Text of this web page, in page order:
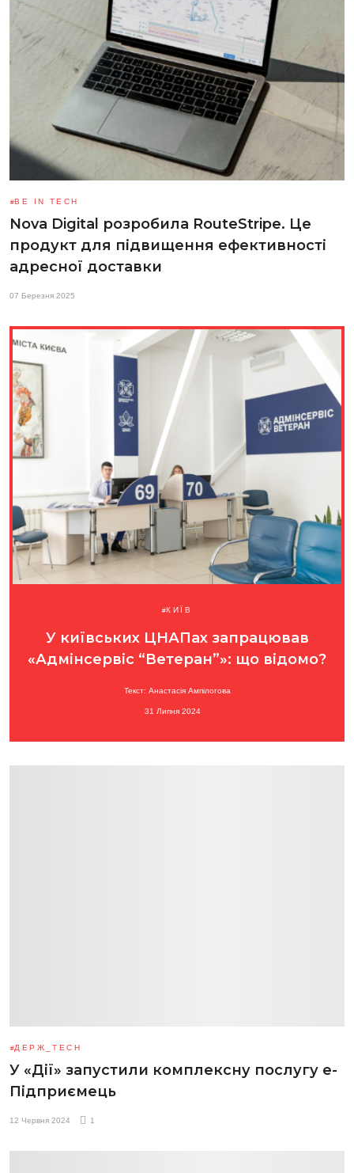
BE IN TECH
Nova Digital розробила RouteStripe. Це
продукт для підвищення ефективності
адресної доставки
07 Березня 2025
КИЇВ
У київських ЦНАПах запрацював
«Адмінсервіс “Ветеран”»: що відомо?
Текст: Анастасія Ампілогова
31 Липня 2024
ДЕРЖ_TECH
У «Дії» запустили комплексну послугу е-
Підприємець
12 Червня 2024 1